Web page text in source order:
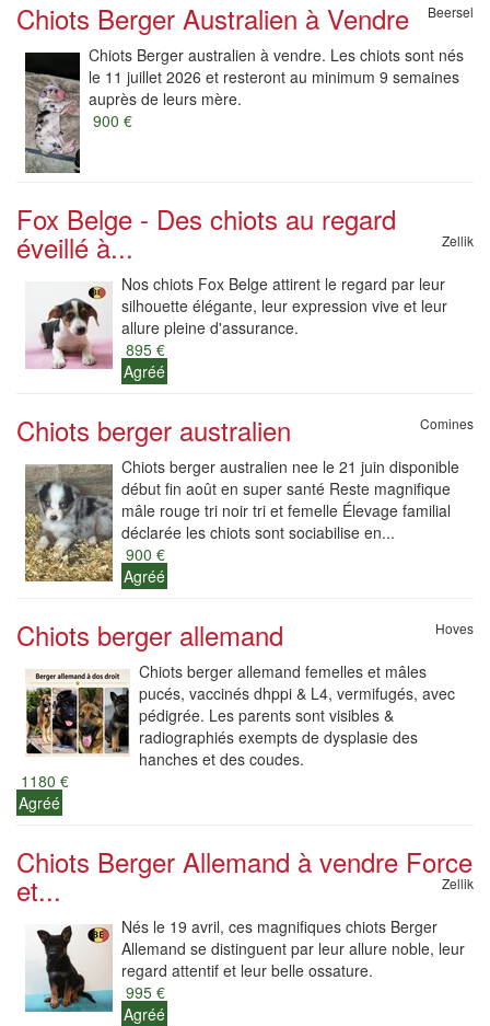
Chiots Berger Australien à Vendre Beersel
Chiots Berger australien à vendre. Les chiots sont nés
le 11 juillet 2026 et resteront au minimum 9 semaines
auprès de leurs mère.
900 €
Fox Belge - Des chiots au regard
éveillé à... Zellik
Nos chiots Fox Belge attirent le regard par leur
silhouette élégante, leur expression vive et leur
allure pleine d'assurance.
895 €
Agréé
Chiots berger australien Comines
Chiots berger australien nee le 21 juin disponible
début fin août en super santé Reste magnifique
mâle rouge tri noir tri et femelle Élevage familial
déclarée les chiots sont sociabilise en...
900 €
Agréé
Chiots berger allemand Hoves
Chiots berger allemand femelles et mâles
pucés, vaccinés dhppi & L4, vermifugés, avec
pédigrée. Les parents sont visibles &
radiographiés exempts de dysplasie des
hanches et des coudes.
1180 €
Agréé
Chiots Berger Allemand à vendre Force
et... Zellik
Nés le 19 avril, ces magnifiques chiots Berger
Allemand se distinguent par leur allure noble, leur
regard attentif et leur belle ossature.
995 €
Agréé